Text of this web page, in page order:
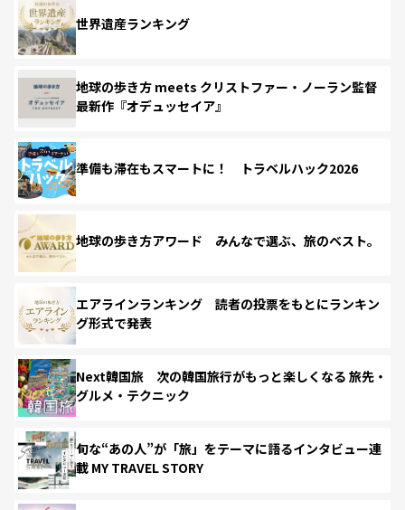
世界遺産ランキング
地球の歩き方 meets クリストファー・ノーラン監督
最新作『オデュッセイア』
準備も滞在もスマートに！ トラベルハック2026
地球の歩き方アワード みんなで選ぶ、旅のベスト。
エアラインランキング 読者の投票をもとにランキン
グ形式で発表
Next韓国旅 次の韓国旅行がもっと楽しくなる 旅先・
グルメ・テクニック
旬な“あの人”が「旅」をテーマに語るインタビュー連
載 MY TRAVEL STORY